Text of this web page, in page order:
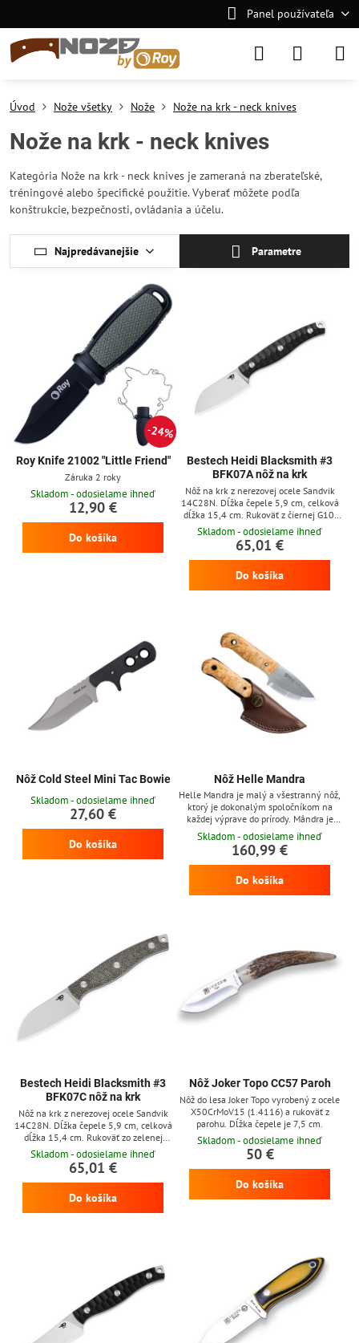
Panel používateľa
Úvod Nože všetky Nože Nože na krk - neck knives
Nože na krk - neck knives
Kategória Nože na krk - neck knives je zameraná na zberateľské,
tréningové alebo špecifické použitie. Vyberať môžete podľa
konštrukcie, bezpečnosti, ovládania a účelu.
Najpredávanejšie Parametre
24%
Roy Knife 21002 "Little Friend"
Záruka 2 roky
Skladom - odosielame ihneď
12,90 €
Do košíka
Bestech Heidi Blacksmith #3
BFK07A nôž na krk
Nôž na krk z nerezovej ocele Sandvik
14C28N. Dĺžka čepele 5,9 cm, celková
dĺžka 15,4 cm. Rukoväť z čiernej G10.
Kydexové puzdro.
Skladom - odosielame ihneď
65,01 €
Do košíka
Nôž Cold Steel Mini Tac Bowie
Skladom - odosielame ihneď
27,60 €
Do košíka
Nôž Helle Mandra
Helle Mandra je malý a všestranný nôž,
ktorý je dokonalým spoločníkom na
každej výprave do prírody. Mândra je
najmenším nožom v ponuke Helle.
Čepeľ je vyrobená z trojvstvovej
laminovanej nerezovej ocele Helle
H3LSS so škandinávskym výbrusom,
ktorý dodáva nožu mimoriadnu ostrosť.
Skladom - odosielame ihneď
160,99 €
Do košíka
Bestech Heidi Blacksmith #3
BFK07C nôž na krk
Nôž na krk z nerezovej ocele Sandvik
14C28N. Dĺžka čepele 5,9 cm, celková
dĺžka 15,4 cm. Rukoväť zo zelenej
canvas micarty. Kydexové puzdro.
Skladom - odosielame ihneď
65,01 €
Do košíka
Nôž Joker Topo CC57 Paroh
Nôž do lesa Joker Topo vyrobený z ocele
X50CrMoV15 (1.4116) a rukoväť z
parohu. Dĺžka čepele je 7,5 cm.
Skladom - odosielame ihneď
50 €
Do košíka